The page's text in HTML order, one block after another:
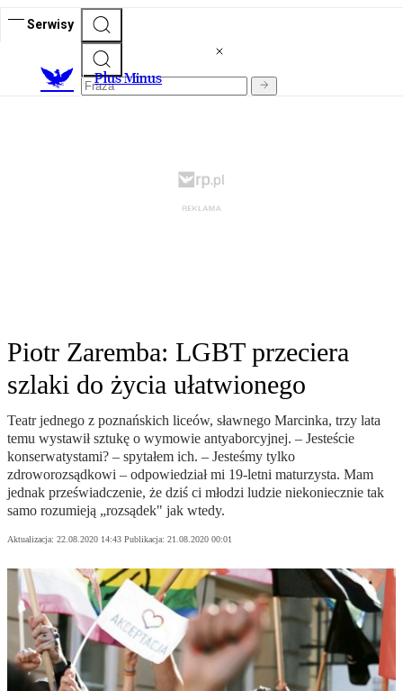
Serwisy
Plus Minus
Piotr Zaremba: LGBT przeciera
szlaki do życia ułatwionego
Teatr jednego z poznańskich liceów, sławnego Marcinka, trzy lata
temu wystawił sztukę o wymowie antyaborcyjnej. – Jesteście
konserwatystami? – spytałem ich. – Jesteśmy tylko
zdroworozsądkowi – odpowiedział mi 19-letni maturzysta. Mam
jednak przeświadczenie, że dziś ci młodzi ludzie niekoniecznie tak
samo rozumieją „rozsądek" jak wtedy.
Aktualizacja: 22.08.2020 14:43 Publikacja: 21.08.2020 00:01